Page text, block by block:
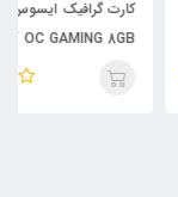
کارت گرافیک ایسوس مدل : DUL
RX5500XT OC